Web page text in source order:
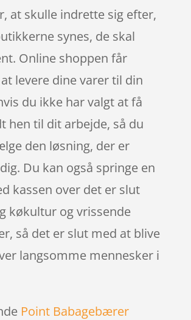
at skulle indrette sig efter,
synes, de skal
Online shoppen får
levere dine varer til din
du ikke har valgt at få
hen til dit arbejde, så du
den løsning, der er
Du kan også springe en
kassen over det er slut
køkultur og vrissende
så det er slut med at blive
langsomme mennesker i
Point Babagebærer